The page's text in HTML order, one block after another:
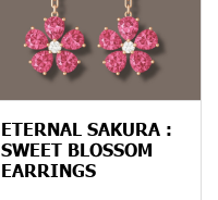
ETERNAL SAKURA :
SWEET BLOSSOM
EARRINGS